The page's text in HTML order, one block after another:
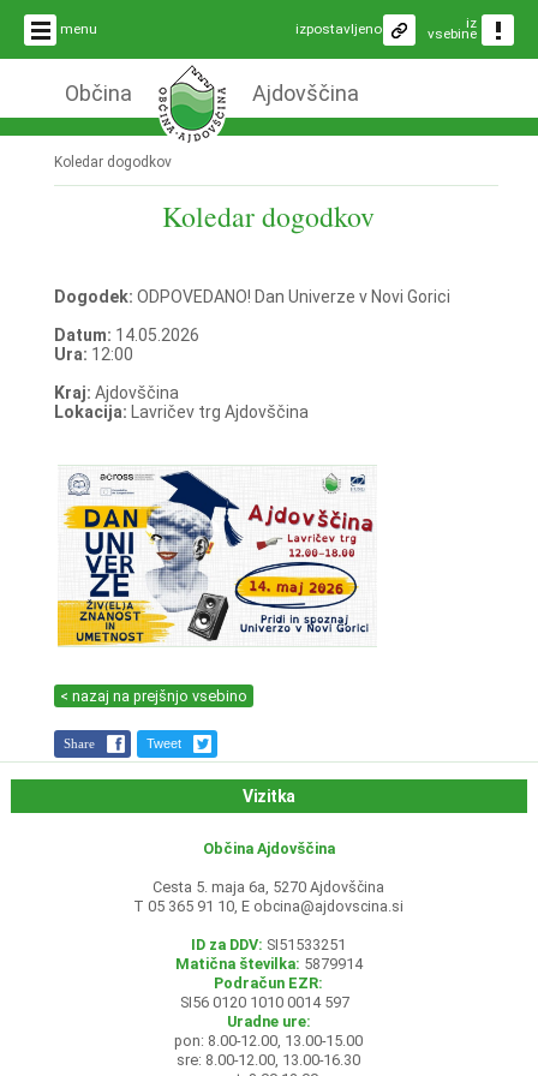
menu iz
vsebine
izpostavljeno
Občina Ajdovščina
Koledar dogodkov
Koledar dogodkov
Dogodek: ODPOVEDANO! Dan Univerze v Novi Gorici
Datum: 14.05.2026
Ura: 12:00
Kraj: Ajdovščina
Lokacija: Lavričev trg Ajdovščina
< nazaj na prejšnjo vsebino
Share Tweet
Vizitka
Občina Ajdovščina
Cesta 5. maja 6a, 5270 Ajdovščina
T 05 365 91 10, E obcina@ajdovscina.si
ID za DDV: SI51533251
Matična številka: 5879914
Podračun EZR:
SI56 0120 1010 0014 597
Uradne ure:
pon: 8.00-12.00, 13.00-15.00
sre: 8.00-12.00, 13.00-16.30